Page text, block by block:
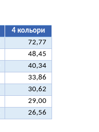
4 кольори
72,77
48,45
40,34
33,86
30,62
29,00
26,56